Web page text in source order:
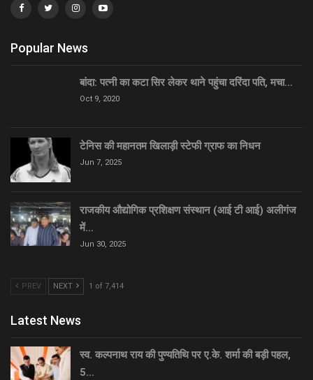
Popular News
बांदा: पत्नी का कटा सिर लेकर थाने पहुंचा दरिंदा पति, मचा…
Oct 9, 2020
टेनिस की महानतम खिलाड़ी स्टेफी ग्राफ का निधन
Jun 7, 2025
राजकीय औद्योगिक प्रशिक्षण संस्थान (आई टी आई) अलीगंज
में…
Jun 30, 2025
PREV NEXT 1 of 7,414
Latest News
स्व. कल्पनाथ राय की पुण्यतिथि पर ए.के. शर्मा की बड़ी पहल,
5…